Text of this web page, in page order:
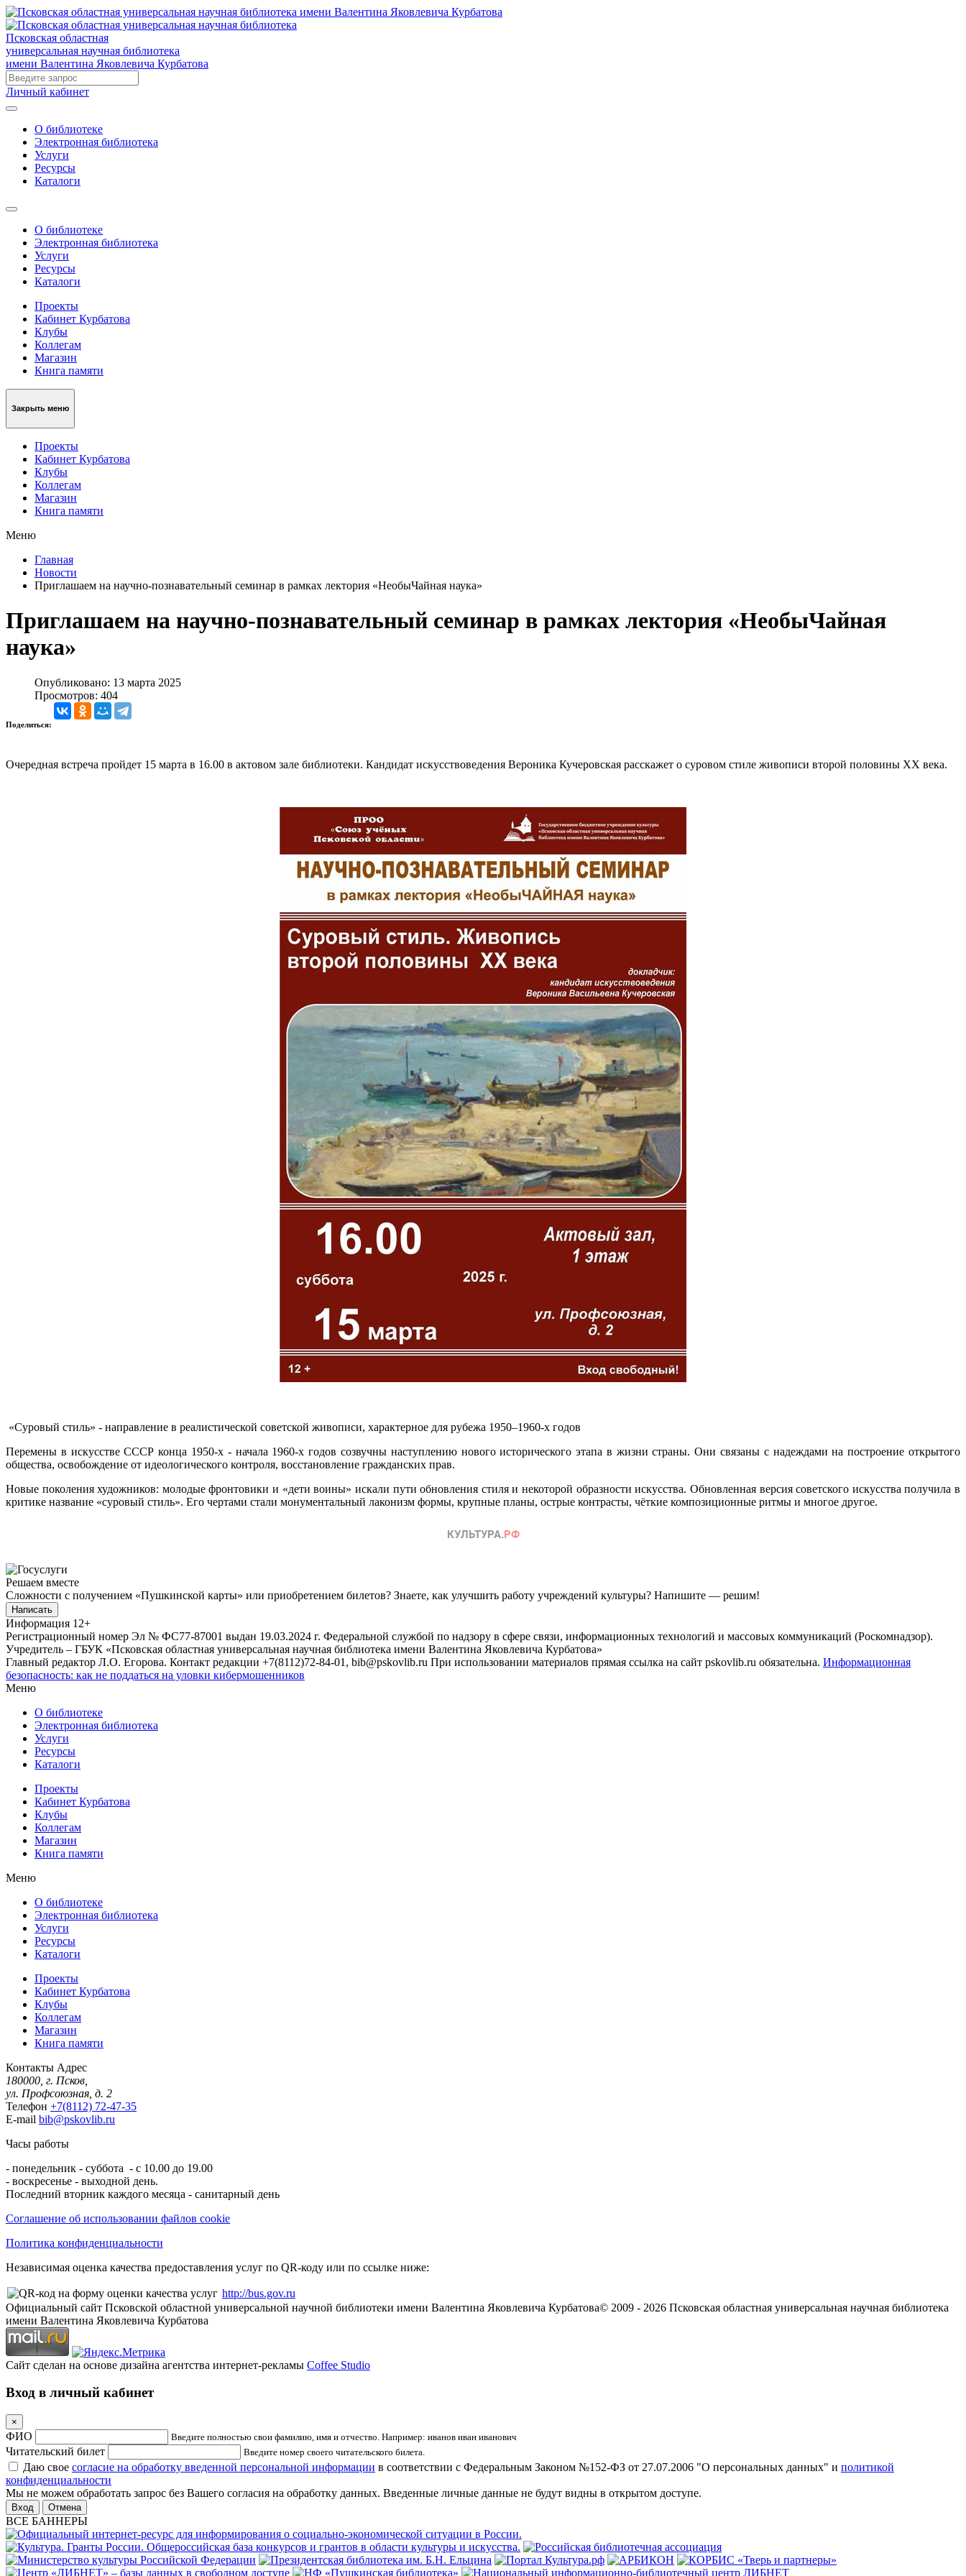
Псковская областная
универсальная научная библиотека
имени Валентина Яковлевича Курбатова
Личный кабинет
О библиотеке
Электронная библиотека
Услуги
Ресурсы
Каталоги
О библиотеке
Электронная библиотека
Услуги
Ресурсы
Каталоги
Проекты
Кабинет Курбатова
Клубы
Коллегам
Магазин
Книга памяти
Закрыть меню
Проекты
Кабинет Курбатова
Клубы
Коллегам
Магазин
Книга памяти
Меню
Главная
Новости
Приглашаем на научно-познавательный семинар в рамках лектория «НеобыЧайная наука»
Приглашаем на научно-познавательный семинар в рамках лектория «НеобыЧайная
наука»
Опубликовано: 13 марта 2025
Просмотров: 404
Поделиться:
Очередная встреча пройдет 15 марта в 16.00 в актовом зале библиотеки. Кандидат искусствоведения Вероника Кучеровская расскажет о суровом стиле живописи второй половины ХХ века.
«Суровый стиль» - направление в реалистической советской живописи, характерное для рубежа 1950–1960-х годов
Перемены в искусстве СССР конца 1950-х - начала 1960-х годов созвучны наступлению нового исторического этапа в жизни страны. Они связаны с надеждами на построение открытого
общества, освобождение от идеологического контроля, восстановление гражданских прав.
Новые поколения художников: молодые фронтовики и «дети воины» искали пути обновления стиля и некоторой образности искусства. Обновленная версия советского искусства получила в
критике название «суровый стиль». Его чертами стали монументальный лаконизм формы, крупные планы, острые контрасты, чёткие композиционные ритмы и многое другое.
Решаем вместе
Сложности с получением «Пушкинской карты» или приобретением билетов? Знаете, как улучшить работу учреждений культуры? Напишите — решим!
Написать
Информация 12+
Регистрационный номер Эл № ФС77-87001 выдан 19.03.2024 г. Федеральной службой по надзору в сфере связи, информационных технологий и массовых коммуникаций (Роскомнадзор).
Учредитель – ГБУК «Псковская областная универсальная научная библиотека имени Валентина Яковлевича Курбатова»
Главный редактор Л.О. Егорова. Контакт редакции +7(8112)72-84-01, bib@pskovlib.ru При использовании материалов прямая ссылка на сайт pskovlib.ru обязательна. Информационная
безопасность: как не поддаться на уловки кибермошенников
Меню
О библиотеке
Электронная библиотека
Услуги
Ресурсы
Каталоги
Проекты
Кабинет Курбатова
Клубы
Коллегам
Магазин
Книга памяти
Меню
О библиотеке
Электронная библиотека
Услуги
Ресурсы
Каталоги
Проекты
Кабинет Курбатова
Клубы
Коллегам
Магазин
Книга памяти
Контакты Адрес
180000, г. Псков,
ул. Профсоюзная, д. 2
Телефон +7(8112) 72-47-35
E-mail bib@pskovlib.ru
Часы работы
- понедельник - суббота - с 10.00 до 19.00
- воскресенье - выходной день.
Последний вторник каждого месяца - санитарный день
Соглашение об использовании файлов cookie
Политика конфиденциальности
Независимая оценка качества предоставления услуг по QR-коду или по ссылке ниже:
http://bus.gov.ru
Официальный сайт Псковской областной универсальной научной библиотеки имени Валентина Яковлевича Курбатова© 2009 - 2026 Псковская областная универсальная научная библиотека
имени Валентина Яковлевича Курбатова
Сайт сделан на основе дизайна агентства интернет-рекламы Coffee Studio
Вход в личный кабинет
×
ФИО Введите полностью свои фамилию, имя и отчество. Например: иванов иван иванович
Читательский билет Введите номер своего читательского билета.
Даю свое согласие на обработку введенной персональной информации в соответствии с Федеральным Законом №152-ФЗ от 27.07.2006 "О персональных данных" и политикой
конфиденциальности
Мы не можем обработать запрос без Вашего согласия на обработку данных. Введенные личные данные не будут видны в открытом доступе.
Отмена
ВСЕ БАННЕРЫ